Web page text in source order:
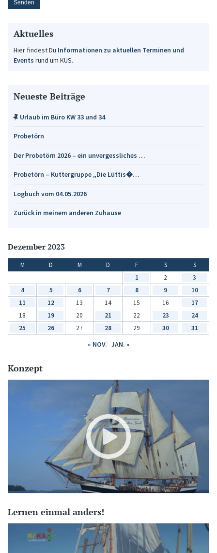
Aktuelles
Hier findest Du Informationen zu aktuellen Terminen und
Events rund um KUS.
Neueste Beiträge
Urlaub im Büro KW 33 und 34
Probetörn
Der Probetörn 2026 – ein unvergessliches …
Probetörn – Kuttergruppe „Die Lüttis�…
Logbuch vom 04.05.2026
Zurück in meinem anderen Zuhause
Dezember 2023
M D M D F S
S
1
2
3
4
5 6 7 8 9
10
11
12 13 14 15 16
17
18
19 20 21 22 23
24
25
26 27 28 29 30 31
« NOV. JAN. »
Konzept
Lernen einmal anders!